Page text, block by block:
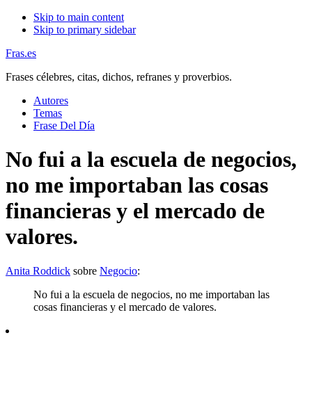
Skip to main content
Skip to primary sidebar
Fras.es
Frases célebres, citas, dichos, refranes y proverbios.
Autores
Temas
Frase Del Día
No fui a la escuela de negocios,
no me importaban las cosas
financieras y el mercado de
valores.
Anita Roddick sobre Negocio:
No fui a la escuela de negocios, no me importaban las
cosas financieras y el mercado de valores.